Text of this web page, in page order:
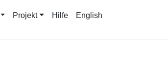
Projekt Hilfe English